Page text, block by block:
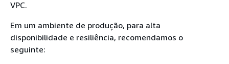
VPC.
Em um ambiente de produção, para alta
disponibilidade e resiliência, recomendamos o
seguinte: